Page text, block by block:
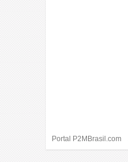
Portal P2MBrasil.com